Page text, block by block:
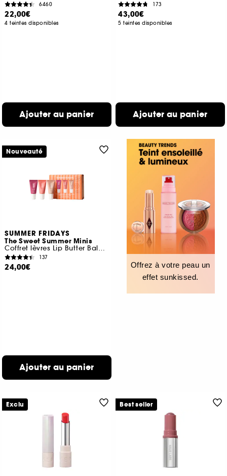
6460
22,00€
4 teintes disponibles
Ajouter au panier
173
43,00€
5 teintes disponibles
Ajouter au panier
SUMMER FRIDAYS
The Sweet Summer Minis
Coffret lèvres Lip Butter Balm Edition limitée
137
24,00€
Ajouter au panier
Nouveauté
Offrez à votre peau un
effet sunkissed.
Exclu Best seller